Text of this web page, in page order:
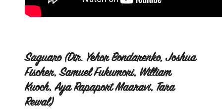
Saguaro (Dir. Yehor Bondarenko, Joshua
Fischer, Samuel Fukumori, William
Kuoch, Aya Rapaport Maaravi, Tara
Rewal)